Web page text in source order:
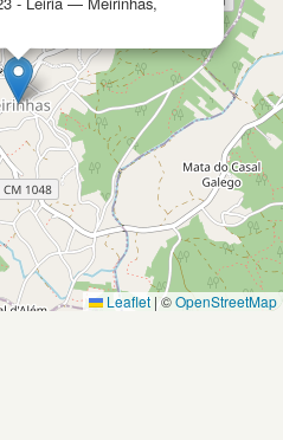
Leaflet |©OpenStreetMap